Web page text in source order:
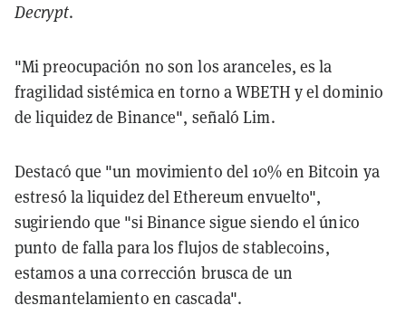
Decrypt.
"Mi preocupación no son los aranceles, es la
fragilidad sistémica en torno a WBETH y el dominio
de liquidez de Binance", señaló Lim.
Destacó que "un movimiento del 10% en Bitcoin ya
estresó la liquidez del Ethereum envuelto",
sugiriendo que "si Binance sigue siendo el único
punto de falla para los flujos de stablecoins,
estamos a una corrección brusca de un
desmantelamiento en cascada".